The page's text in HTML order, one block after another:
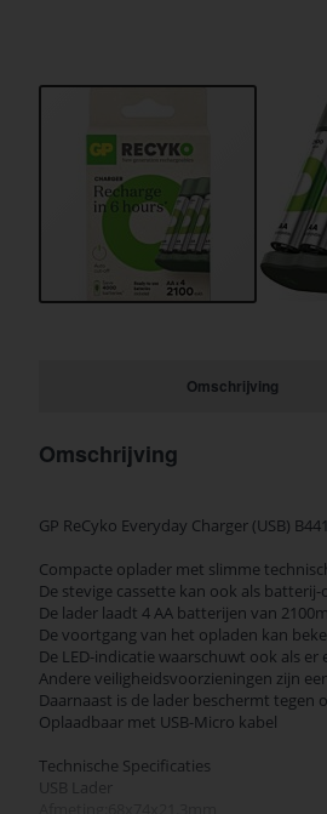
afbeeldingen-
gallerij
Omschrijving
Omschrijving
GP ReCyko Everyday Charger (USB)
Compacte oplader met slimme
De stevige cassette kan ook als
De lader laadt 4 AA batterijen van
De voortgang van het opladen kan
De LED-indicatie waarschuwt ook als
Andere veiligheidsvoorzieningen zijn
Daarnaast is de lader beschermt
Oplaadbaar met USB-Micro kabel
Technische Specificaties
USB Lader